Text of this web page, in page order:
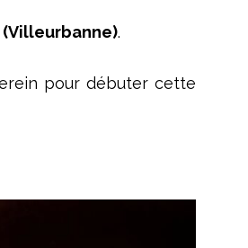
(Villeurbanne).
pour débuter cette